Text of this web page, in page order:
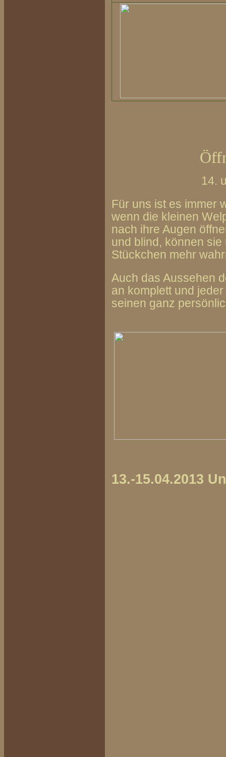
14.
Für uns ist es immer
wenn die kleinen
nach ihre Augen
und blind, können sie
Stückchen mehr
Auch das Aussehen
an komplett und
seinen ganz
13.-15.04.2013